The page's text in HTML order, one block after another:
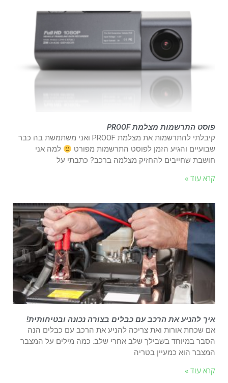
פוסט התרשמות מצלמת PROOF
קיבלתי להתרשמות את מצלמת PROOF ואני משתמשת בה כבר
שבועיים והגיע הזמן לפוסט התרשמות מפורט
למה אני
חושבת שחייבים להחזיק מצלמה ברכב? כתבתי על
קרא עוד »
איך להניע את הרכב עם כבלים בצורה נכונה ובטיחותית!
אם שכחת אורות ואת צריכה להניע את הרכב עם כבלים הנה
הסבר במיוחד בשבילך שלב אחרי שלב: כמה מילים על המצבר
המצבר הוא כמעיין בטריה
קרא עוד »